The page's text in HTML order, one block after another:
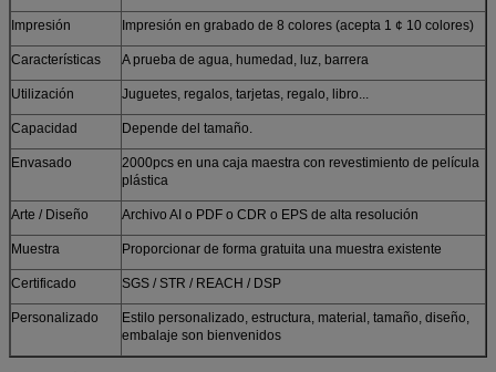
Impresión Impresión en grabado de 8 colores (acepta 1 ¢ 10 colores)
Características A prueba de agua, humedad, luz, barrera
Utilización Juguetes, regalos, tarjetas, regalo, libro...
Capacidad Depende del tamaño.
Envasado
2000pcs en una caja maestra con revestimiento de película
plástica
Arte / Diseño Archivo AI o PDF o CDR o EPS de alta resolución
Muestra Proporcionar de forma gratuita una muestra existente
Certificado SGS / STR / REACH / DSP
Personalizado
Estilo personalizado, estructura, material, tamaño, diseño,
embalaje son bienvenidos